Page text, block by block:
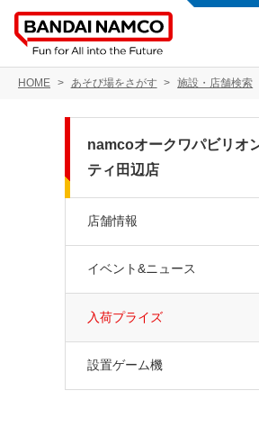
HOME あそび場をさがす 施設・店舗検索
namcoオークワパビリオ
ティ田辺店
店舗情報
イベント&ニュース
入荷プライズ
設置ゲーム機